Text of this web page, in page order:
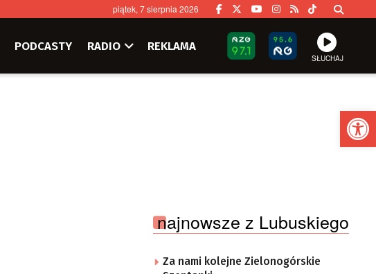
piątek, 7 sierpnia 2026
PODCASTY RADIO REKLAMA
SŁUCHAJ
najnowsze z Lubuskiego
Za nami kolejne Zielonogórskie